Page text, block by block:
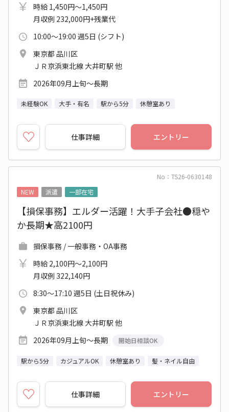
時給 1,450円～1,450円
月収例 232,000円+残業代
10:00～19:00 週5日 (シフト)
東京都 品川区
ＪＲ京浜東北線 大井町駅 他
2026年09月上旬～長期
未経験OK 大手・有名 駅から5分 休憩室あり
仕事詳細 エントリー
No：TS26-0630148
NEW
派遣 一部在宅
【損保事務】エルダー活躍！大手子会社●穏や
か長期★高2100円
損保事務 / 一般事務・OA事務
時給 2,100円～2,100円
月収例 322,140円
8:30～17:10 週5日 (土日祝休み)
東京都 品川区
ＪＲ京浜東北線 大井町駅 他
2026年09月上旬～長期
開始日相談OK
駅から5分 カジュアルOK 休憩室あり 髪・ネイル自由
仕事詳細 エントリー